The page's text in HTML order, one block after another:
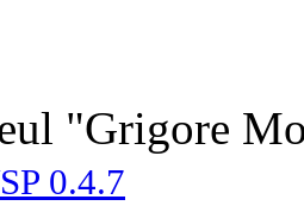
"Grigore
0.4.7